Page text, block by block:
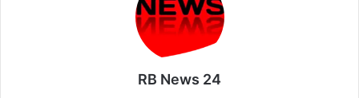
RB News 24